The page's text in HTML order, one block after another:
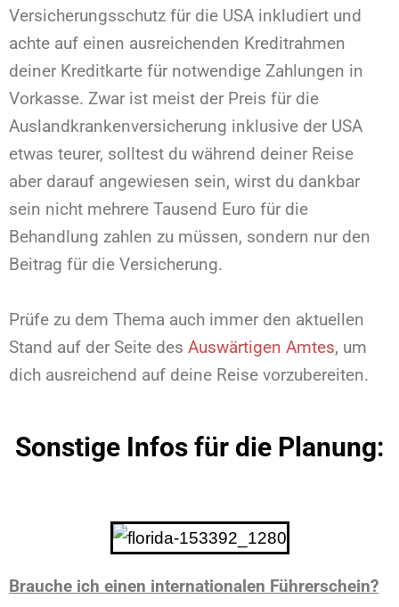
Versicherungsschutz für die USA inkludiert und
achte auf einen ausreichenden Kreditrahmen
deiner Kreditkarte für notwendige Zahlungen in
Vorkasse. Zwar ist meist der Preis für die
Auslandkrankenversicherung inklusive der USA
etwas teurer, solltest du während deiner Reise
aber darauf angewiesen sein, wirst du dankbar
sein nicht mehrere Tausend Euro für die
Behandlung zahlen zu müssen, sondern nur den
Beitrag für die Versicherung.
Prüfe zu dem Thema auch immer den aktuellen
Stand auf der Seite des Auswärtigen Amtes, um
dich ausreichend auf deine Reise vorzubereiten.
Sonstige Infos für die Planung:
Brauche ich einen internationalen Führerschein?